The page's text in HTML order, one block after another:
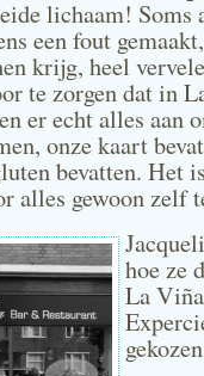
lichaam!
een fout
krijg, heel
te zorgen dat in
er echt alles aan
onze kaart bevat
bevatten. Het
alles gewoon zelf
hoe ze
La Viña